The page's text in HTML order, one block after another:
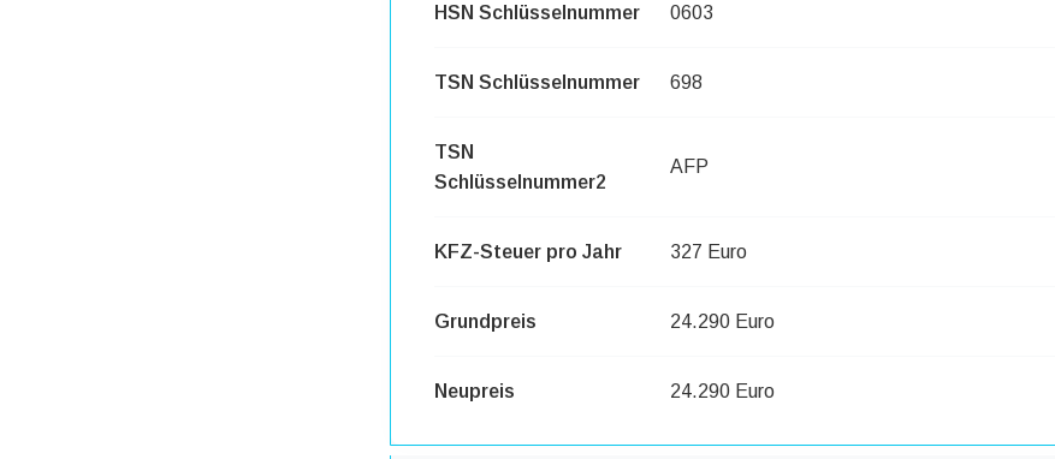
HSN Schlüsselnummer 0603
TSN Schlüsselnummer 698
TSN
Schlüsselnummer2
AFP
KFZ-Steuer pro Jahr 327 Euro
Grundpreis 24.290 Euro
Neupreis 24.290 Euro